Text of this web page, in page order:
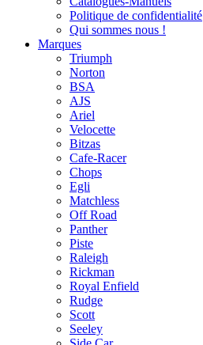
Politique de confidentialité
Qui sommes nous !
Marques
Triumph
Norton
BSA
AJS
Ariel
Velocette
Bitzas
Cafe-Racer
Chops
Egli
Matchless
Off Road
Panther
Piste
Raleigh
Rickman
Royal Enfield
Rudge
Scott
Seeley